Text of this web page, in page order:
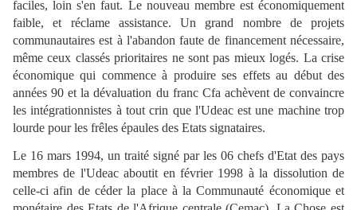
faciles, loin s'en faut. Le nouveau membre est économiquement
faible, et réclame assistance. Un grand nombre de projets
communautaires est à l'abandon faute de financement nécessaire,
même ceux classés prioritaires ne sont pas mieux logés. La crise
économique qui commence à produire ses effets au début des
années 90 et la dévaluation du franc Cfa achèvent de convaincre
les intégrationnistes à tout crin que l'Udeac est une machine trop
lourde pour les frêles épaules des Etats signataires.
Le 16 mars 1994, un traité signé par les 06 chefs d'Etat des pays
membres de l'Udeac aboutit en février 1998 à la dissolution de
celle-ci afin de céder la place à la Communauté économique et